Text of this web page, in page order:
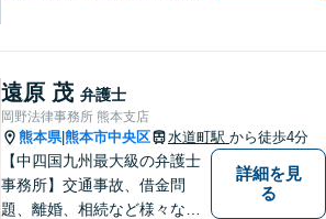
い！
遠原 茂 弁護士
岡野法律事務所 熊本支店
熊本県|熊本市中央区 水道町駅 から徒歩4分
【中四国九州最大級の弁護士
事務所】交通事故、借金問
題、離婚、相続など様々な問
詳細を見
る